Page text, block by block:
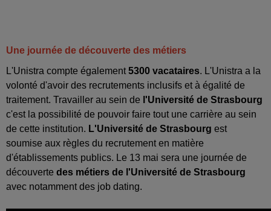
Une journée de découverte des métiers
L'Unistra compte également5300 vacataires. L'Unistra a la
volonté d'avoir des recrutements inclusifs et à égalité de
traitement. Travailler au sein de l'Université de Strasbourg
c'est la possibilité de pouvoir faire tout une carrière au sein
de cette institution. L'Université de Strasbourg est
soumise aux règles du recrutement en matière
d'établissements publics. Le 13 mai sera une journée de
découverte des métiers de l'Université de Strasbourg
avec notamment des job dating.